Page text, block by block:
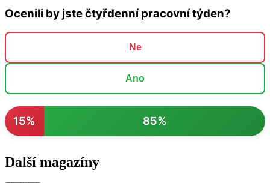
Ocenili by jste čtyřdenní pracovní týden?
Ne
Ano
15% 85%
Další magazíny